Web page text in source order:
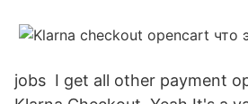
jobs I get all other payment